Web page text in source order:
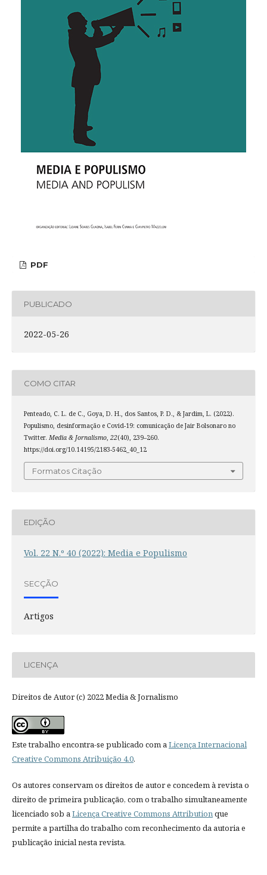
PDF
PUBLICADO
2022-05-26
COMO CITAR
Penteado, C. L. de C., Goya, D. H., dos Santos, P. D., & Jardim, L. (2022).
Populismo, desinformação e Covid-19: comunicação de Jair Bolsonaro no
Twitter. Media & Jornalismo, 22(40), 239–260.
https://doi.org/10.14195/2183-5462_40_12
Formatos Citação
EDIÇÃO
Vol. 22 N.º 40 (2022): Media e Populismo
SECÇÃO
Artigos
LICENÇA
Direitos de Autor (c) 2022 Media & Jornalismo
Este trabalho encontra-se publicado com aLicença Internacional
Creative Commons Atribuição 4.0.
Os autores conservam os direitos de autor e concedem à revista o
direito de primeira publicação, com o trabalho simultaneamente
licenciado sob aLicença Creative Commons Attributionque
permite a partilha do trabalho com reconhecimento da autoria e
publicação inicial nesta revista.